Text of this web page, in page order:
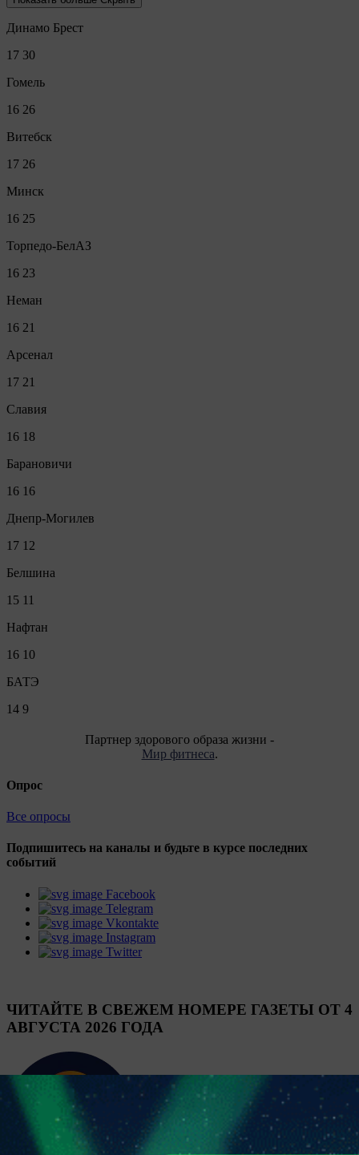
Динамо Брест
17 30
Гомель
16 26
Витебск
17 26
Минск
16 25
Торпедо-БелАЗ
16 23
Неман
16 21
Арсенал
17 21
Славия
16 18
Барановичи
16 16
Днепр-Могилев
17 12
Белшина
15 11
Нафтан
16 10
БАТЭ
14 9
Партнер здорового образа жизни -
Мир фитнеса.
Опрос
Все опросы
Подпишитесь на каналы и будьте в курсе последних
событий
Facebook
Telegram
Vkontakte
Instagram
Twitter
ЧИТАЙТЕ В СВЕЖЕМ НОМЕРЕ ГАЗЕТЫ ОТ 4
АВГУСТА 2026 ГОДА